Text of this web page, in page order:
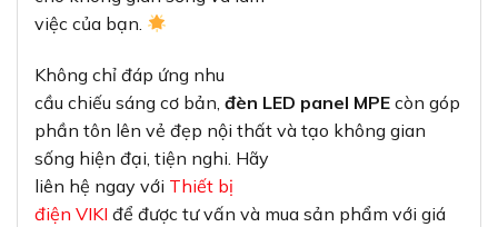
việc của bạn.
Không chỉ đáp ứng nhu
cầu chiếu sáng cơ bản, đèn LED panel MPE còn góp
phần tôn lên vẻ đẹp nội thất và tạo không gian
sống hiện đại, tiện nghi. Hãy
liên hệ ngay với Thiết bị
điện VIKI để được tư vấn và mua sản phẩm với giá